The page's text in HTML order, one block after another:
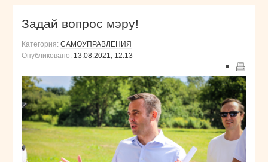
Задай вопрос мэру!
Категория: САМОУПРАВЛЕНИЯ
Опубликовано: 13.08.2021, 12:13